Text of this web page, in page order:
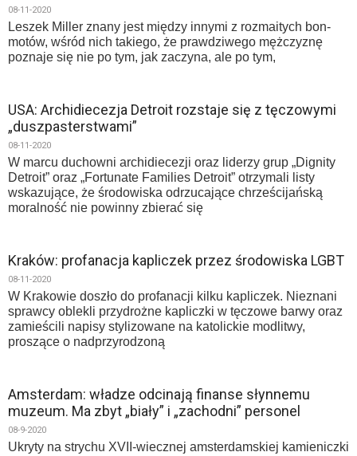
08-11-2020
Leszek Miller znany jest między innymi z rozmaitych bon-
motów, wśród nich takiego, że prawdziwego mężczyznę
poznaje się nie po tym, jak zaczyna, ale po tym,
USA: Archidiecezja Detroit rozstaje się z tęczowymi
„duszpasterstwami”
08-11-2020
W marcu duchowni archidiecezji oraz liderzy grup „Dignity
Detroit” oraz „Fortunate Families Detroit” otrzymali listy
wskazujące, że środowiska odrzucające chrześcijańską
moralność nie powinny zbierać się
Kraków: profanacja kapliczek przez środowiska LGBT
08-11-2020
W Krakowie doszło do profanacji kilku kapliczek. Nieznani
sprawcy oblekli przydrożne kapliczki w tęczowe barwy oraz
zamieścili napisy stylizowane na katolickie modlitwy,
proszące o nadprzyrodzoną
Amsterdam: władze odcinają finanse słynnemu
muzeum. Ma zbyt „biały” i „zachodni” personel
08-9-2020
Ukryty na strychu XVII-wiecznej amsterdamskiej kamieniczki